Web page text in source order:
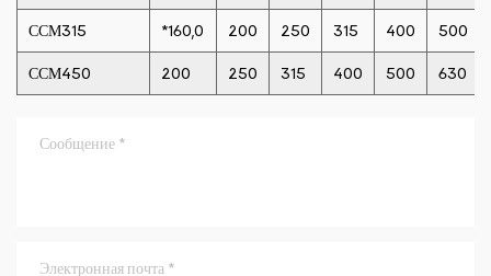
ССМ315 *160,0 200 250 315 400 500
ССМ450 200 250 315 400 500 630